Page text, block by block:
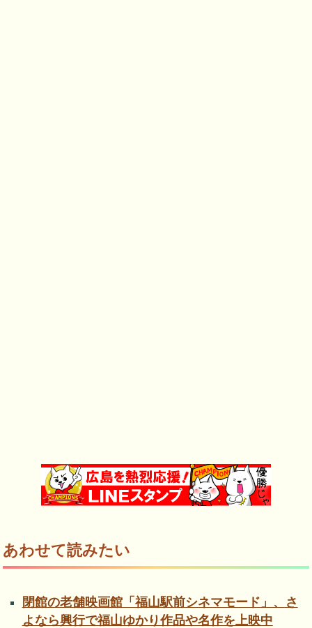
あわせて読みたい
閉館の老舗映画館「福山駅前シネマモード」、さ
よなら興行で福山ゆかり作品や名作を上映中